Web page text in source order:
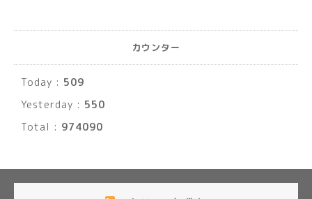
カウンター
Today : 509
Yesterday : 550
Total : 974090